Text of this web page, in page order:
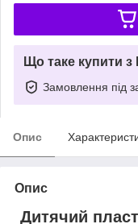
Що таке купити
Замовлення під
Опис
Опис
Дитячий